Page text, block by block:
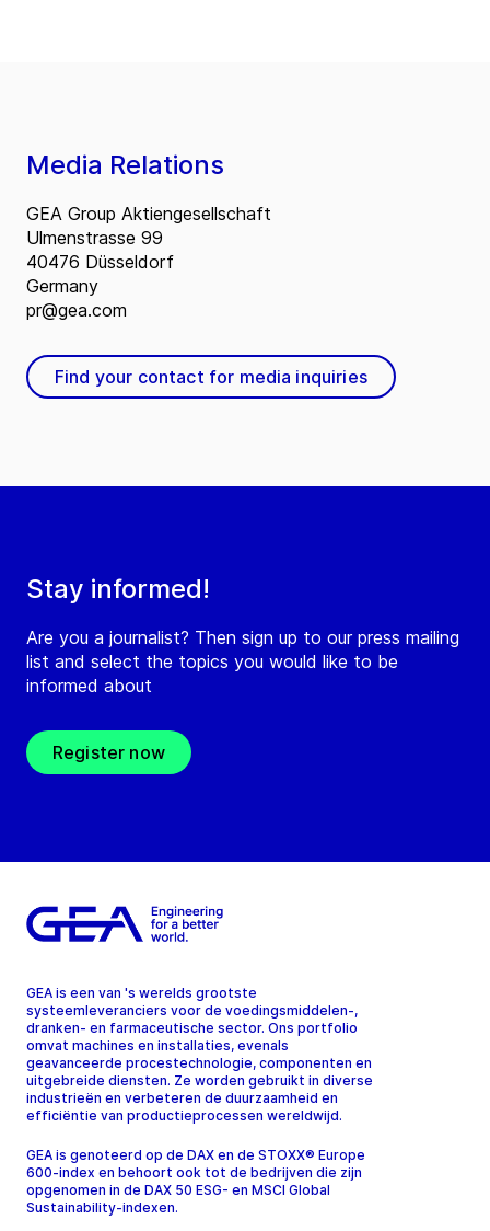
Stay informed!
Are you a journalist? Then sign up to our press mailing
list and select the topics you would like to be
informed about
Register now
Media Relations
GEA Group Aktiengesellschaft
Ulmenstrasse 99
40476 Düsseldorf
Germany
pr@gea.com
Find your contact for media inquiries
GEA is een van 's werelds grootste
systeemleveranciers voor de voedingsmiddelen-,
dranken- en farmaceutische sector. Ons portfolio
omvat machines en installaties, evenals
geavanceerde procestechnologie, componenten en
uitgebreide diensten. Ze worden gebruikt in diverse
industrieën en verbeteren de duurzaamheid en
efficiëntie van productieprocessen wereldwijd.
GEA is genoteerd op de DAX en de STOXX® Europe
600-index en behoort ook tot de bedrijven die zijn
opgenomen in de DAX 50 ESG- en MSCI Global
Sustainability-indexen.